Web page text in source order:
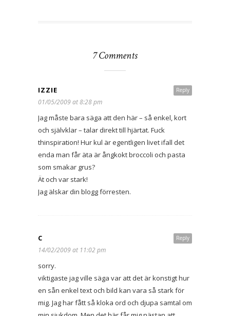
7 Comments
Reply
IZZIE
01/05/2009 at 8:28 pm
Jag måste bara säga att den här – så enkel, kort
och självklar – talar direkt till hjärtat. Fuck
thinspiration! Hur kul är egentligen livet ifall det
enda man får äta är ångkokt broccoli och pasta
som smakar grus?
Ät och var stark!
Jag älskar din blogg förresten.
Reply
C
14/02/2009 at 11:02 pm
sorry.
viktigaste jag ville säga var att det är konstigt hur
en sån enkel text och bild kan vara så stark för
mig. Jag har fått så kloka ord och djupa samtal om